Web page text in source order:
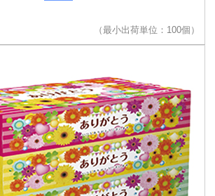
（最小出荷単位：100個）